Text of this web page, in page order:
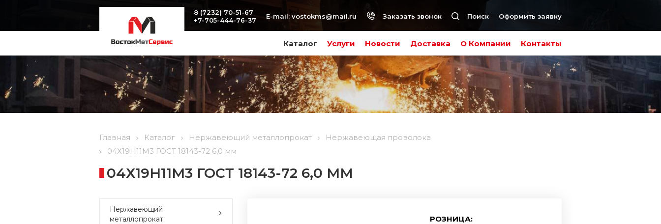
Каталог Услуги Новости Доставка О Компании Контакты
8 (7232) 70-51-67
+7-705-444-76-37
E-mail: vostokms@mail.ru Заказать звонок Поиск Оформить заявку
Главная Каталог Нержавеющий металлопрокат
Нержавеющая проволока
04Х19Н11М3 ГОСТ 18143-72 6,0 мм
04Х19Н11М3 ГОСТ 18143-72 6,0 ММ
Нержавеющий
металлопрокат
РОЗНИЦА: